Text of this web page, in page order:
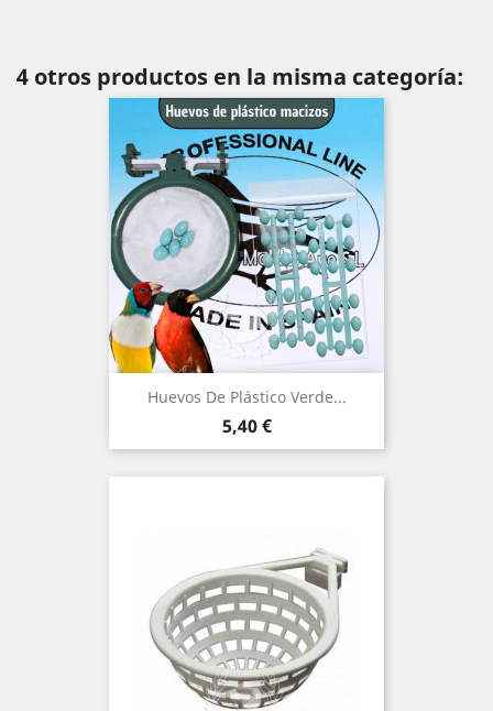
4 otros productos en la misma categoría:
Huevos De Plástico Verde...
Precio
5,40 €